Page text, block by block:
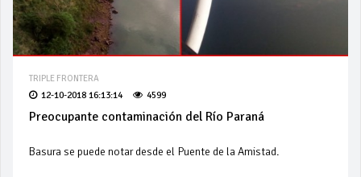
TRIPLE FRONTERA
12-10-2018 16:13:14 4599
Preocupante contaminación del Río Paraná
Basura se puede notar desde el Puente de la Amistad.